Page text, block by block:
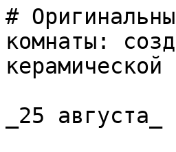
#
комнаты:
_25 августа_